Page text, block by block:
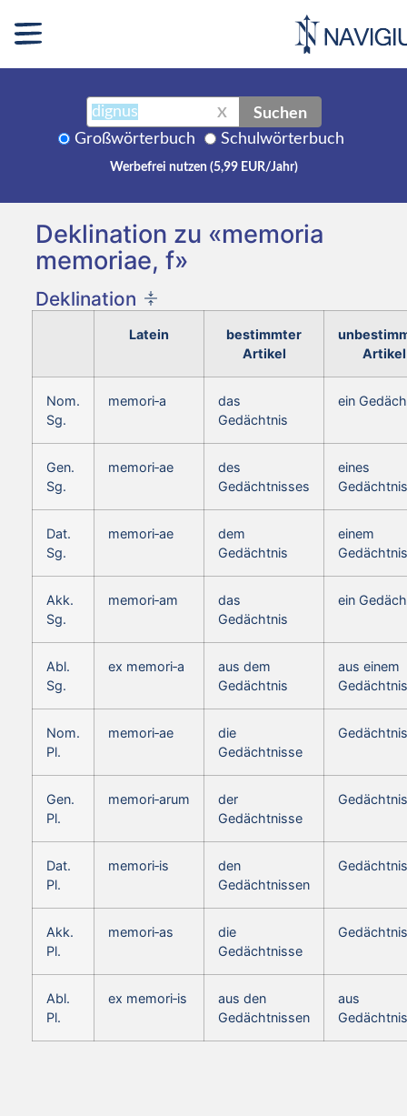
X Suchen
Großwörterbuch Schulwörterbuch
Werbefrei nutzen (5,99 EUR/Jahr)
Deklination zu «memoria
memoriae, f»
Deklination
Latein
bestimmter
Artikel
Artikel
Nom.
Sg.
memori‑a
das
Gedächtnis
ein
Gen.
Sg.
memori‑ae
des
Gedächtnisses
eines
Dat.
Sg.
memori‑ae
dem
Gedächtnis
einem
Gedächtnis
Akk.
Sg.
memori‑am
das
Gedächtnis
ein
Abl.
Sg.
ex memori‑a
aus dem
Gedächtnis
aus einem
Gedächtnis
Nom.
Pl.
memori‑ae
die
Gedächtnisse
Gen.
Pl.
memori‑arum
der
Gedächtnisse
Dat.
Pl.
memori‑is
den
Gedächtnissen
Akk.
Pl.
memori‑as
die
Gedächtnisse
Abl.
Pl.
ex memori‑is
aus den
Gedächtnissen
aus